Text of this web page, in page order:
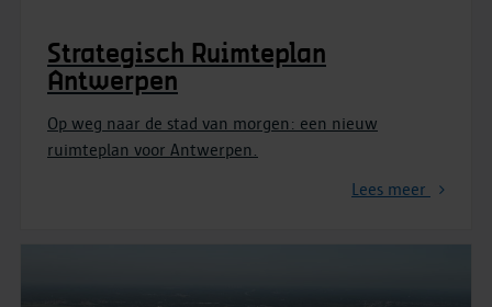
Strategisch Ruimteplan
Antwerpen
Op weg naar de stad van morgen: een nieuw
ruimteplan voor Antwerpen.
Lees meer